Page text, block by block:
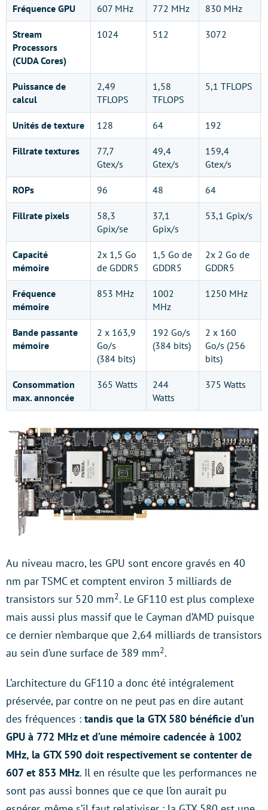
Fréquence GPU 607 MHz 772 MHz 830 MHz
Stream
Processors
(CUDA Cores)
1024 512 3072
Puissance de
calcul
2,49
TFLOPS
1,58
TFLOPS
5,1 TFLOPS
Unités de texture 128 64 192
Fillrate textures
77,7
Gtex/s
49,4
Gtex/s
159,4
Gtex/s
ROPs 96 48 64
Fillrate pixels
58,3
Gpix/se
37,1
Gpix/s
53,1 Gpix/s
Capacité
mémoire
2x 1,5 Go
de GDDR5
1,5 Go de
GDDR5
2x 2 Go de
GDDR5
Fréquence
mémoire
853 MHz
1002
MHz
1250 MHz
Bande passante
mémoire
2 x 163,9
Go/s
(384 bits)
192 Go/s
(384 bits)
2 x 160
Go/s (256
bits)
Consommation
max. annoncée
365 Watts
244
Watts
375 Watts
Au niveau macro, les GPU sont encore gravés en 40
nm par TSMC et comptent environ 3 milliards de
transistors sur 520 mm2. Le GF110 est plus complexe
mais aussi plus massif que le Cayman d’AMD puisque
ce dernier n’embarque que 2,64 milliards de transistors
au sein d’une surface de 389 mm2.
L’architecture du GF110 a donc été intégralement
préservée, par contre on ne peut pas en dire autant
des fréquences : tandis que la GTX 580 bénéficie d’un
GPU à 772 MHz et d’une mémoire cadencée à 1002
MHz, la GTX 590 doit respectivement se contenter de
607 et 853 MHz. Il en résulte que les performances ne
sont pas aussi bonnes que ce que l’on aurait pu